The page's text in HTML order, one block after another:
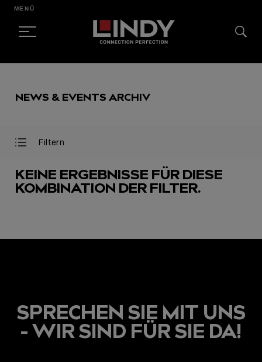
CONTENT
MENÜ
NEWS & EVENTS ARCHIV
Filter
Filter
Filtern
KEINE ERGEBNISSE FÜR DIESE
KOMBINATION DER FILTER.
SPRECHEN SIE MIT UNS
- WIR SIND FÜR SIE DA!